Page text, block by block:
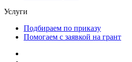
Услуги
Подбираем по приказу
Помогаем с заявкой на грант